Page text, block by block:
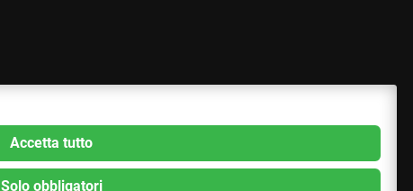
Accetta tutto
Solo obbligatori